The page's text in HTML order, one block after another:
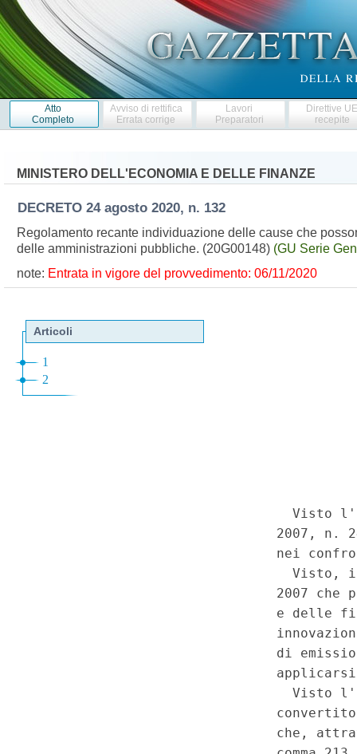
Atto
Completo
Avviso di rettifica
Errata corrige
Lavori
Preparatori
Direttive
recepite
MINISTERO DELL'ECONOMIA E DELLE FINANZE
DECRETO 24 agosto 2020, n. 132
Regolamento recante individuazione delle cause che
delle amministrazioni pubbliche. (20G00148) (GU Serie
note: Entrata in vigore del provvedimento: 06/11/2020